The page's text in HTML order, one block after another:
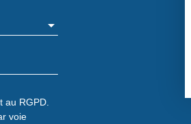
RGPD.
voie